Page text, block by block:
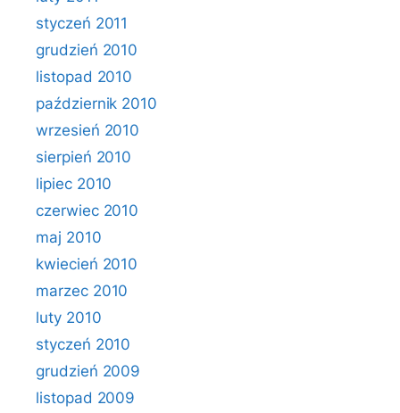
styczeń 2011
grudzień 2010
listopad 2010
październik 2010
wrzesień 2010
sierpień 2010
lipiec 2010
czerwiec 2010
maj 2010
kwiecień 2010
marzec 2010
luty 2010
styczeń 2010
grudzień 2009
listopad 2009